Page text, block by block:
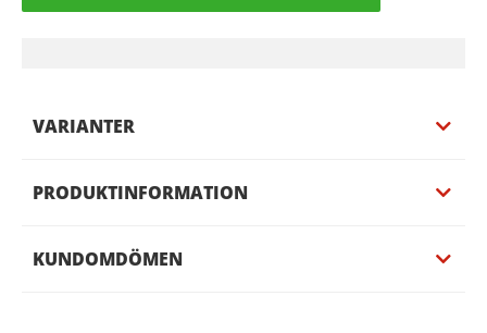
VARIANTER
PRODUKTINFORMATION
KUNDOMDÖMEN